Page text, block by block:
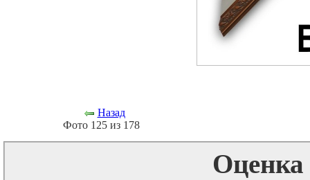
Назад
Фото 125 из 178